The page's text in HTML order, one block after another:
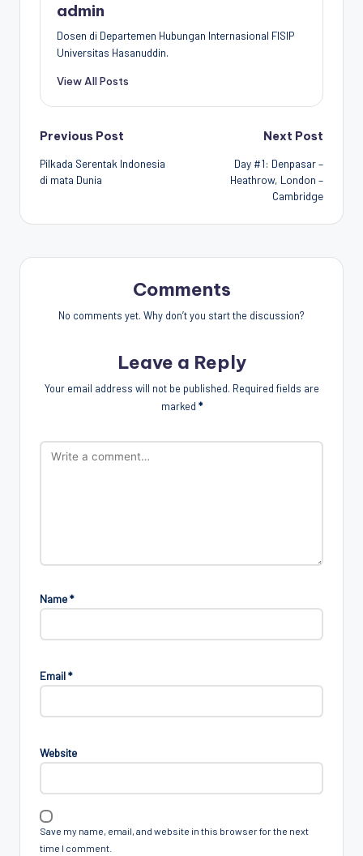
admin
Dosen di Departemen Hubungan Internasional FISIP
Universitas Hasanuddin.
View All Posts
Post
navigation
Previous Post
Pilkada Serentak Indonesia
di mata Dunia
Next Post
Day #1: Denpasar –
Heathrow, London –
Cambridge
Comments
No comments yet. Why don’t you start the discussion?
Leave a Reply
Your email address will not be published. Required fields are
marked *
Name*
Email*
Website
Save my name, email, and website in this browser for the next
time I comment.